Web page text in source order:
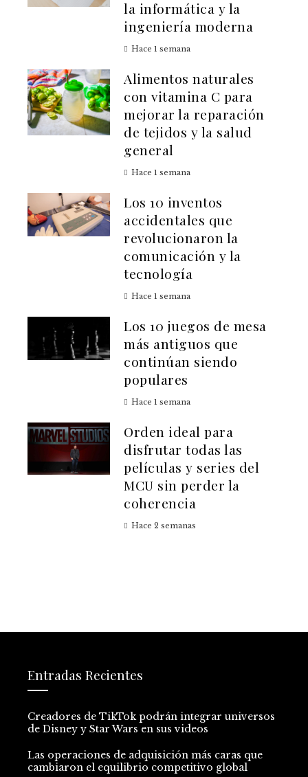
la informática y la
ingeniería moderna
Hace 1 semana
Alimentos naturales
con vitamina C para
mejorar la reparación
de tejidos y la salud
general
Hace 1 semana
Los 10 inventos
accidentales que
revolucionaron la
comunicación y la
tecnología
Hace 1 semana
Los 10 juegos de mesa
más antiguos que
continúan siendo
populares
Hace 1 semana
Orden ideal para
disfrutar todas las
películas y series del
MCU sin perder la
coherencia
Hace 2 semanas
Entradas Recientes
Creadores de TikTok podrán integrar universos
de Disney y Star Wars en sus videos
Las operaciones de adquisición más caras que
cambiaron el equilibrio competitivo global